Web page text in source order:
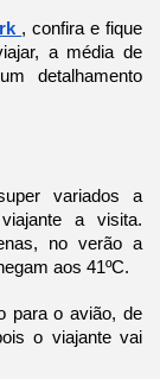
, confira e fique
a média de
detalhamento
variados a
a visita.
no verão a
aos 41ºC.
para o avião, de
o viajante vai